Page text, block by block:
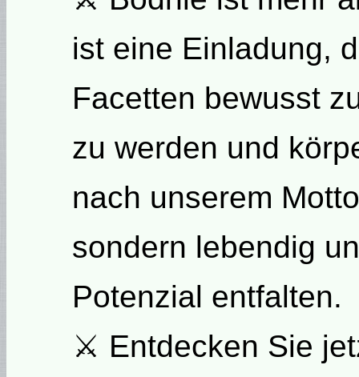
ist eine Einladung,
Facetten bewusst
zu werden und
nach unserem
sondern lebendig
Potenzial entfalten.
⚔ Entdecken Sie